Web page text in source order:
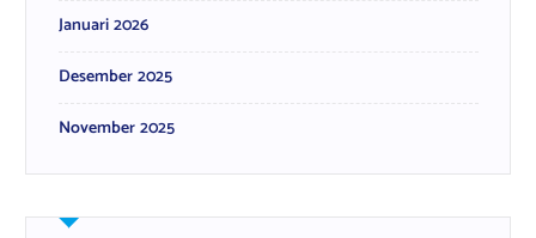
Januari 2026
Desember 2025
November 2025